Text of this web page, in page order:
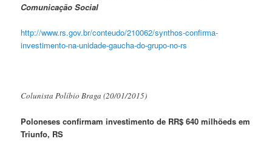
Comunicação Social
http://www.rs.gov.br/conteudo/210062/synthos-confirma-
investimento-na-unidade-gaucha-do-grupo-no-rs
Colunista Políbio Braga (20/01/2015)
Poloneses confirmam investimento de RR$ 640 milhõeds em
Triunfo, RS